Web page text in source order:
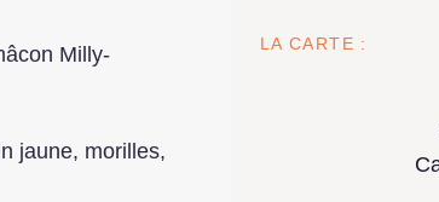
Milly-
jaune, morilles,
LA CARTE :